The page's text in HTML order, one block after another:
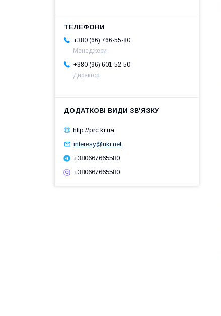
+380 (66) 766-55-80
Менеджери
+380 (96) 601-52-50
Директор
http://prc.kr.ua
interesy@ukr.net
+380667665580
+380667665580